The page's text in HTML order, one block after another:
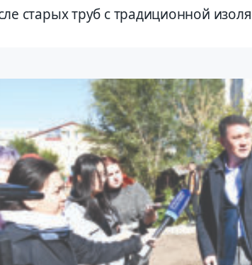
старых труб с традиционной